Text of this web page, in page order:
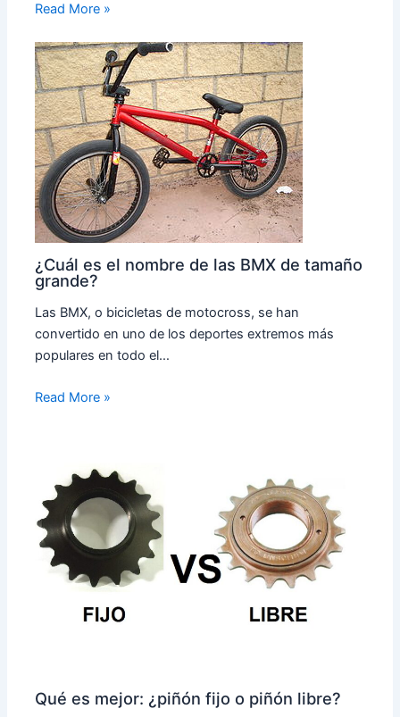
Read More »
¿Cuál es el nombre de las BMX de tamaño
grande?
Las BMX, o bicicletas de motocross, se han
convertido en uno de los deportes extremos más
populares en todo el…
Read More »
Qué es mejor: ¿piñón fijo o piñón libre?